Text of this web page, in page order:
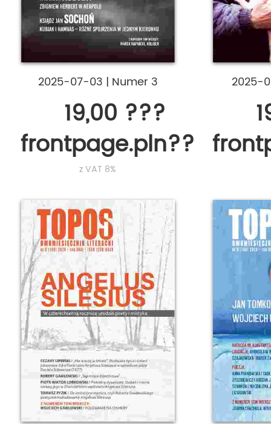
2025-07-03 | Numer 3
19,00 ???
frontpage.pln???
z VAT 8%
2025-